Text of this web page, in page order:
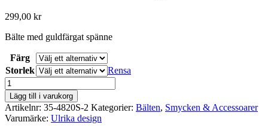
299,00 kr
Bälte med guldfärgat spänne
Färg
Storlek
Rensa
Bälte
-
Ulrika
design
mängd
Lägg till i varukorg
Artikelnr: 35-4820S-2 Kategorier: Bälten, Smycken & Accessoarer
Varumärke: Ulrika design